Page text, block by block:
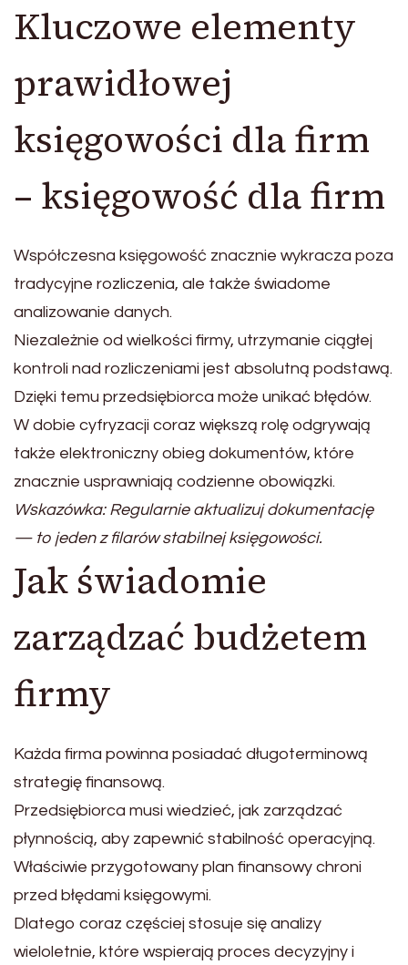
Kluczowe elementy
prawidłowej
księgowości dla firm
– księgowość dla firm
Współczesna księgowość znacznie wykracza poza
tradycyjne rozliczenia, ale także świadome
analizowanie danych.
Niezależnie od wielkości firmy, utrzymanie ciągłej
kontroli nad rozliczeniami jest absolutną podstawą.
Dzięki temu przedsiębiorca może unikać błędów.
W dobie cyfryzacji coraz większą rolę odgrywają
także elektroniczny obieg dokumentów, które
znacznie usprawniają codzienne obowiązki.
Wskazówka: Regularnie aktualizuj dokumentację
— to jeden z filarów stabilnej księgowości.
Jak świadomie
zarządzać budżetem
firmy
Każda firma powinna posiadać długoterminową
strategię finansową.
Przedsiębiorca musi wiedzieć, jak zarządzać
płynnością, aby zapewnić stabilność operacyjną.
Właściwie przygotowany plan finansowy chroni
przed błędami księgowymi.
Dlatego coraz częściej stosuje się analizy
wieloletnie, które wspierają proces decyzyjny i